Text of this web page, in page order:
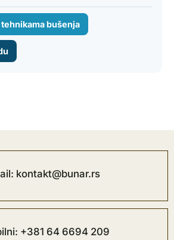
bušenja
kontakt@bunar.rs
+381 64 6694 209